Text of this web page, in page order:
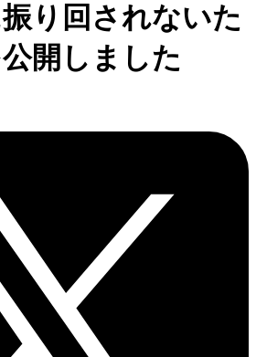
り回されないた
開しました